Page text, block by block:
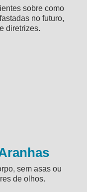
sobre como
no futuro,
diretrizes.
sem asas ou
de olhos.